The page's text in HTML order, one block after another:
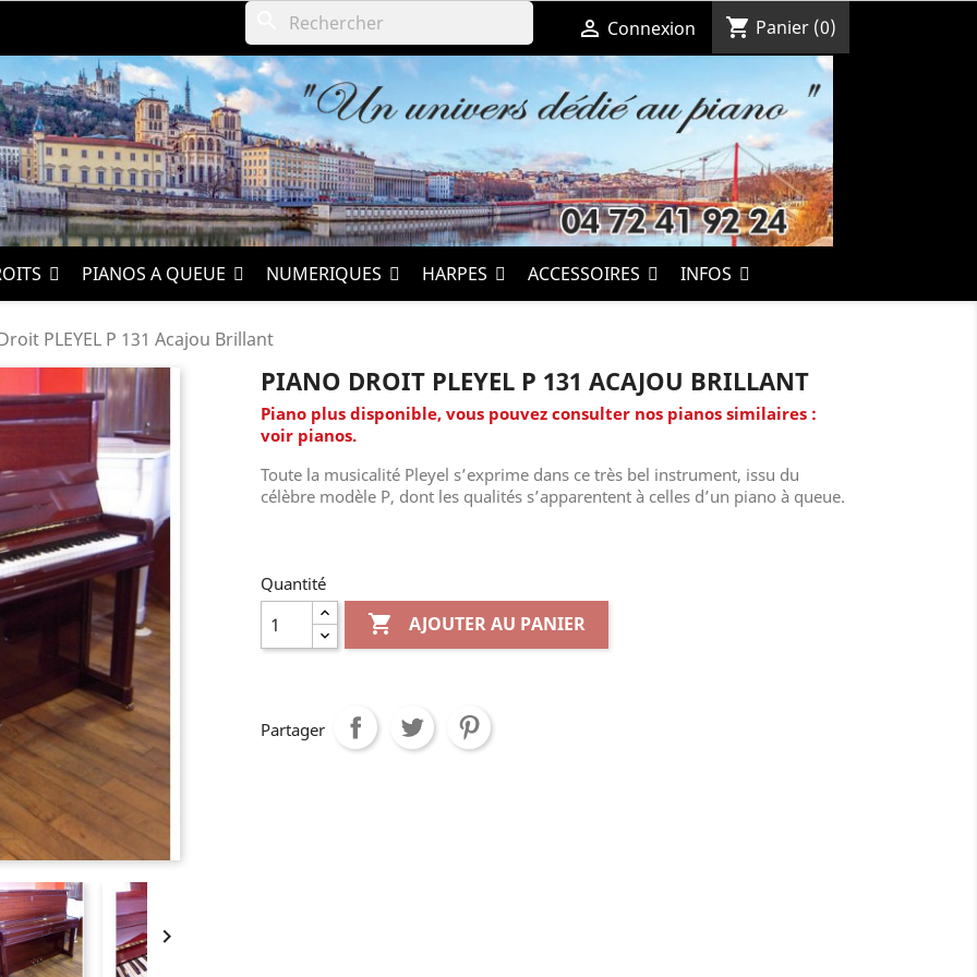
 Connexion shopping_cart Panier (0)
PIANOS A QUEUE NUMERIQUES HARPES ACCESSOIRES INFOS
PLEYEL P 131 Acajou Brillant

PIANO DROIT PLEYEL P 131 ACAJOU BRILLANT
Piano plus disponible, vous pouvez consulter nos pianos similaires :
voir pianos.
Toute la musicalité Pleyel s’exprime dans ce très bel instrument, issu du
célèbre modèle P, dont les qualités s’apparentent à celles d’un piano à queue.
Quantité
 AJOUTER AU PANIER
Partager